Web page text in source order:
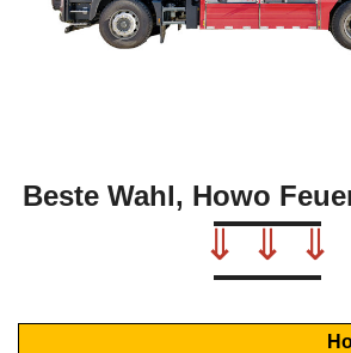
Beste Wahl, Howo
⇓ ⇓ ⇓